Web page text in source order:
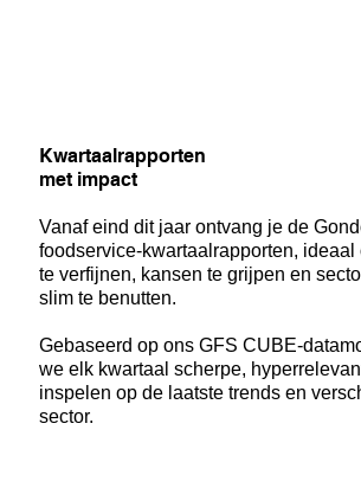
Kwartaalrapporten
met impact
Vanaf eind dit jaar ontvang je de
foodservice-kwartaalrapporten, ideaal
te verfijnen, kansen te grijpen en
slim te benutten.
Gebaseerd op ons GFS CUBE-
we elk kwartaal scherpe,
inspelen op de laatste trends en
sector.